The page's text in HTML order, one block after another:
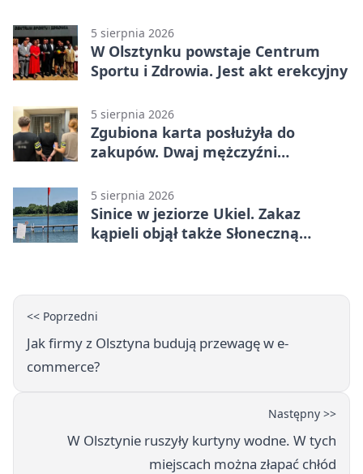
5 sierpnia 2026
W Olsztynku powstaje Centrum
Sportu i Zdrowia. Jest akt erekcyjny
5 sierpnia 2026
Zgubiona karta posłużyła do
zakupów. Dwaj mężczyźni
5 sierpnia 2026
Sinice w jeziorze Ukiel. Zakaz
kąpieli objął także Słoneczną
<< Poprzedni
Jak firmy z Olsztyna budują przewagę w e-
commerce?
Następny >>
W Olsztynie ruszyły kurtyny wodne. W tych
miejscach można złapać chłód